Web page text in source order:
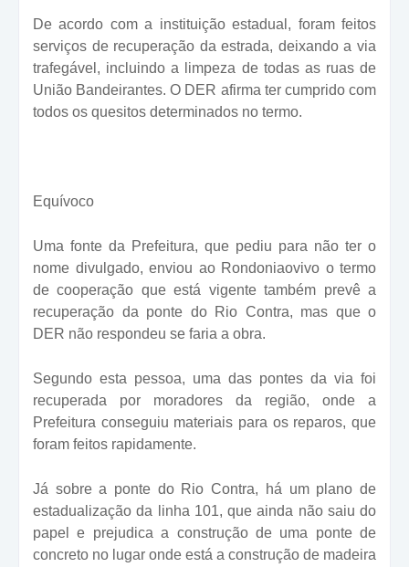
De acordo com a instituição estadual, foram feitos
serviços de recuperação da estrada, deixando a via
trafegável, incluindo a limpeza de todas as ruas de
União Bandeirantes. O DER afirma ter cumprido com
todos os quesitos determinados no termo.
Equívoco
Uma fonte da Prefeitura, que pediu para não ter o
nome divulgado, enviou ao Rondoniaovivo o termo
de cooperação que está vigente também prevê a
recuperação da ponte do Rio Contra, mas que o
DER não respondeu se faria a obra.
Segundo esta pessoa, uma das pontes da via foi
recuperada por moradores da região, onde a
Prefeitura conseguiu materiais para os reparos, que
foram feitos rapidamente.
Já sobre a ponte do Rio Contra, há um plano de
estadualização da linha 101, que ainda não saiu do
papel e prejudica a construção de uma ponte de
concreto no lugar onde está a construção de madeira